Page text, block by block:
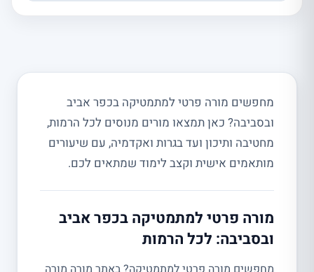
מחפשים מורה פרטי למתמטיקה בכפר אביב
ובסביבה? כאן תמצאו מורים מנוסים לכל הרמות,
מחטיבה ותיכון ועד בגרות ואקדמיה, עם שיעורים
מותאמים אישית וקצב לימוד שמתאים לכם.
מורה פרטי למתמטיקה בכפר אביב
ובסביבה: לכל הרמות